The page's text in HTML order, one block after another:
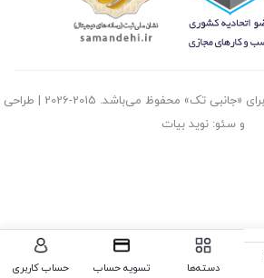
تمامی حقوق مادی و معنوی برای «جانبی تک» محفوظ می‌باشد. 2015-2026 | طراحی
و سئو: نوید بیات
دسته‌ها
تسویه حساب حساب کاربری